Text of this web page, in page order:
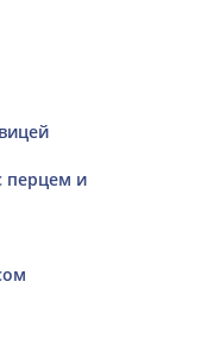
перцем и